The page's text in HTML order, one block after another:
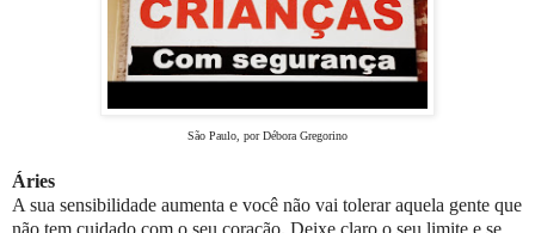
São Paulo, por Débora Gregorino
Áries
A sua sensibilidade aumenta e você não vai tolerar aquela gente que
não tem cuidado com o seu coração. Deixe claro o seu limite e se